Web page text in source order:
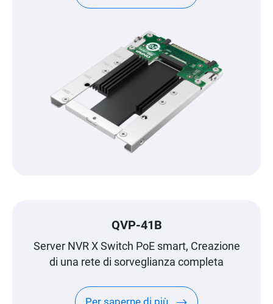
QVP-41B
Server NVR X Switch PoE smart, Creazione
di una rete di sorveglianza completa